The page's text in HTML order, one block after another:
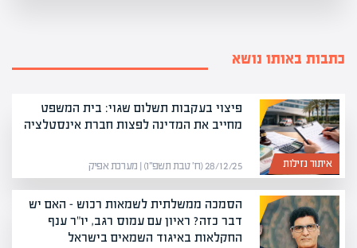
כתבות באותו נושא
איתור נזילות
פיצוי בעקבות תשלום שגוי: בית המשפט
מחייב את המדינה לפצות חברת אינסטלציה
28/12/25 (ח׳ טבת תשפ״ו) | מערכת אפיק
הסמכה ממשלתית לשמאות רכוש – האם יש
דבר כזה? ראיון עם עמוס רגב, יו"ר ענף
החקלאות באיגוד השמאים בישראל